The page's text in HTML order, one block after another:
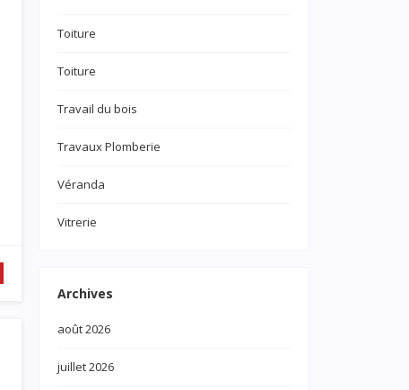
Toiture
Toiture
Travail du bois
Travaux Plomberie
Véranda
Vitrerie
Archives
août 2026
juillet 2026